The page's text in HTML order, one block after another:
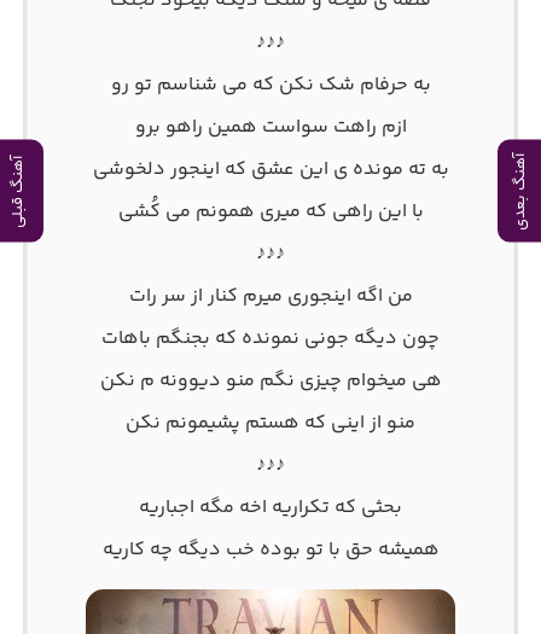
آهنگ بعدی آهنگ قبلی
♪♪♪
به حرفام شک نکن که می شناسم تو رو
ازم راهت سواست همین راهو برو
به ته مونده ی این عشق که اینجور دلخوشی
با این راهی که میری همونم می کُشی
♪♪♪
من اگه اینجوری میرم کنار از سر رات
چون دیگه جونی نمونده که بجنگم باهات
هی میخوام چیزی نگم منو دیوونه م نکن
منو از اینی که هستم پشیمونم نکن
♪♪♪
بحثی که تکراریه اخه مگه اجباریه
همیشه حق با تو بوده خب دیگه چه کاریه